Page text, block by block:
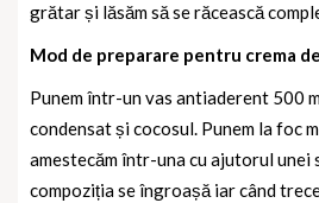
grătar și lăsăm să se răcească
Mod de preparare pentru crema
Punem într-un vas antiaderent 500
condensat și cocosul. Punem la foc
amestecăm într-una cu ajutorul unei
compoziția se îngroașă iar când